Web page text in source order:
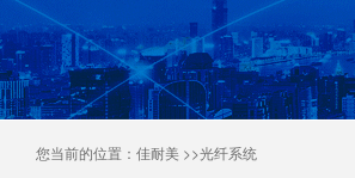
您当前的位置： 佳耐美 >>光纤系统